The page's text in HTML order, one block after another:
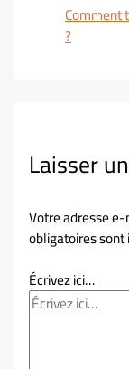
Comment
?
Laisser
Votre adresse
obligatoires sont
Écrivez ici…